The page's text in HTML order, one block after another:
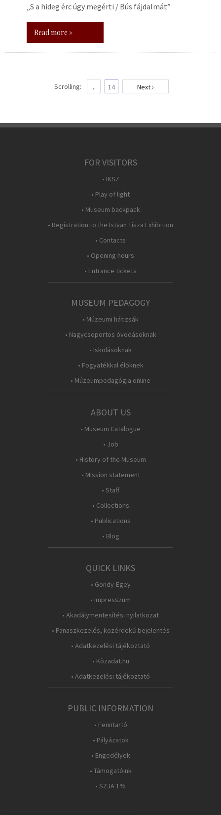
„S a hideg érc úgy megérti / Bús fájdalmát”
Read more »
Scrolling: ... 14 Next ›
FOR VISITORS
• IKSZ
• Play of light
• Museum backpack
• Registration to the Istvan Tisza Exhibition
• Contacts
• Opening hours
• Entrance tickets
MUSEUM PEDAGOGY
• Múzeumi hátizsák
• Nagycsoportos óvodásoknak
• Iskolásoknak
• Fogyatékkal élőknek
• Múzeumpedagógia online
ABOUT US
• Museum Catalogue
• Job
• History of the Museum
• Mission statement
• Staff
• Collections
• Publications
• Blog
QUICK LINKS
• Gondy-Egey
• Impresszum
• Akadálymentesítési nyilatkozat
• Panaszkezelés, közérdekű bejelentés
• Adatkezelési tájékoztató
• Közadat.hu
• Adatkezelési tájékoztató
PUBLIC INFORMATION
• Fenntartó
• Pályázatok
• Engedélyek
• Támogatóink
• SZJA 1%